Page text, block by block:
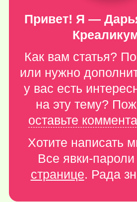
Привет! Я —
Как вам статья?
или нужно
у вас есть
на эту тему?
оставьте
Хотите написать
Все явки-пароли
странице. Рада